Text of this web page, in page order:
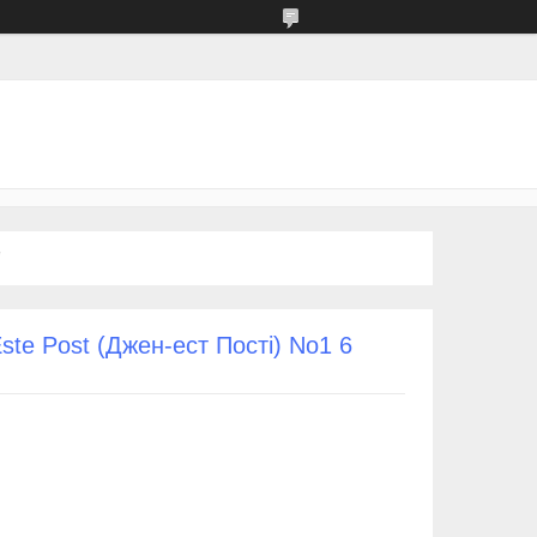
Post (Джен-ест Пості) No1 6